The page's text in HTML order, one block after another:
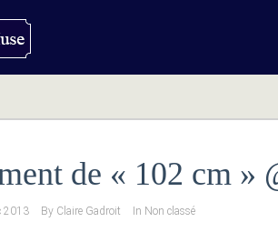
de « 102 cm »
2013 By Claire Gadroit In Non classé